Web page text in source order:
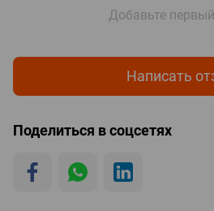
Добавьте
Написать
Поделиться в соцсетях